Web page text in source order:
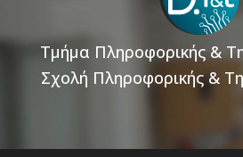
Τμήμα Πληροφορικής &
Σχολή Πληροφορικής &